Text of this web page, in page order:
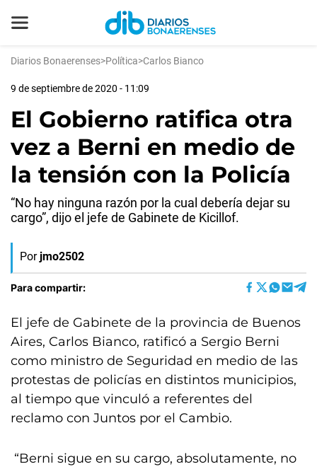
Diarios Bonaerenses>Política>Carlos Bianco
9 de septiembre de 2020 - 11:09
El Gobierno ratifica otra
vez a Berni en medio de
la tensión con la Policía
“No hay ninguna razón por la cual debería dejar su
cargo”, dijo el jefe de Gabinete de Kicillof.
Por jmo2502
Para compartir:
El jefe de Gabinete de la provincia de Buenos
Aires, Carlos Bianco, ratificó a Sergio Berni
como ministro de Seguridad en medio de las
protestas de policías en distintos municipios,
al tiempo que vinculó a referentes del
reclamo con Juntos por el Cambio.
“Berni sigue en su cargo, absolutamente, no